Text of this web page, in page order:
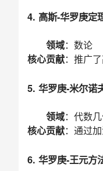
4. 高斯-华罗庚定
领域：数论
核心贡献：推广
5. 华罗庚-米尔诺
领域：代数
核心贡献：通过
6. 华罗庚-王元方